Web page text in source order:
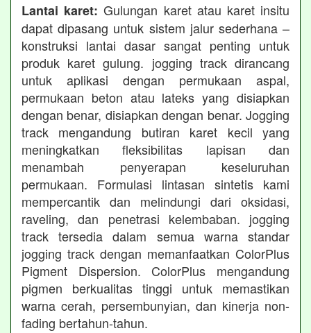
Lantai karet: Gulungan karet atau karet insitu
dapat dipasang untuk sistem jalur sederhana –
konstruksi lantai dasar sangat penting untuk
produk karet gulung. jogging track dirancang
untuk aplikasi dengan permukaan aspal,
permukaan beton atau lateks yang disiapkan
dengan benar, disiapkan dengan benar. Jogging
track mengandung butiran karet kecil yang
meningkatkan fleksibilitas lapisan dan
menambah penyerapan keseluruhan
permukaan. Formulasi lintasan sintetis kami
mempercantik dan melindungi dari oksidasi,
raveling, dan penetrasi kelembaban. jogging
track tersedia dalam semua warna standar
jogging track dengan memanfaatkan ColorPlus
Pigment Dispersion. ColorPlus mengandung
pigmen berkualitas tinggi untuk memastikan
warna cerah, persembunyian, dan kinerja non-
fading bertahun-tahun.